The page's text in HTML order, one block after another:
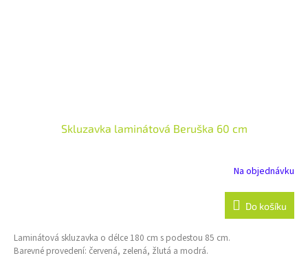
Skluzavka laminátová Beruška 60 cm
Na objednávku
Do košíku
Laminátová skluzavka o délce 180 cm s podestou 85 cm.
Barevné provedení: červená, zelená, žlutá a modrá.